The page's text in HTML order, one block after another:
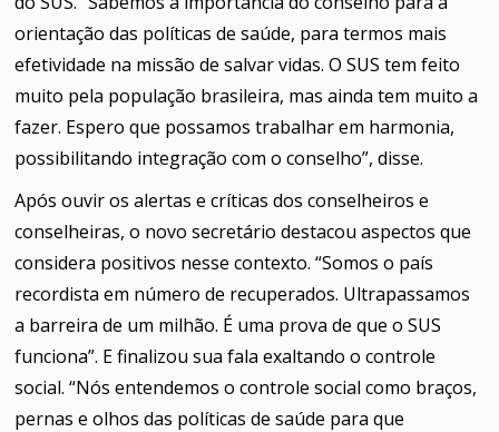
orientação das políticas de saúde, para termos mais
efetividade na missão de salvar vidas. O SUS tem feito
muito pela população brasileira, mas ainda tem muito a
fazer. Espero que possamos trabalhar em harmonia,
possibilitando integração com o conselho”, disse.
Após ouvir os alertas e críticas dos conselheiros e
conselheiras, o novo secretário destacou aspectos que
considera positivos nesse contexto. “Somos o país
recordista em número de recuperados. Ultrapassamos
a barreira de um milhão. É uma prova de que o SUS
funciona”. E finalizou sua fala exaltando o controle
social. “Nós entendemos o controle social como braços,
pernas e olhos das políticas de saúde para que